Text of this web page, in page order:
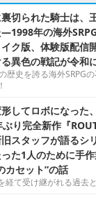
切られた騎士は、
年の海外
ク版、体験版配信
異色の戦記が令和
歴史を誇る海外SRPG
してロボになった
り完全新作『
スタッフが語るシ
た1人のために手
カセット”の話
経て受け継がれる過去